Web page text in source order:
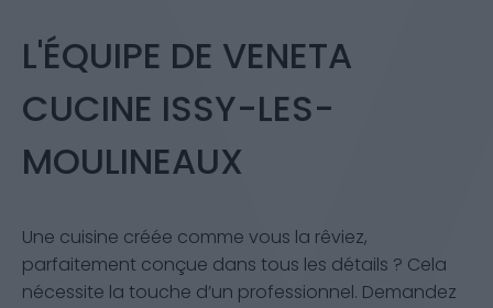
L'ÉQUIPE DE VENETA
CUCINE ISSY-LES-
MOULINEAUX
Une cuisine créée comme vous la rêviez,
parfaitement conçue dans tous les détails ? Cela
nécessite la touche d’un professionnel. Demandez